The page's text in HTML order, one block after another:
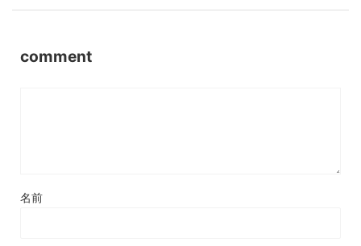
comment
名前